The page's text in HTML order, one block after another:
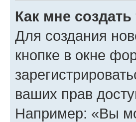
Как мне
Для создания
кнопке в окне
ваших прав
Например: «Вы